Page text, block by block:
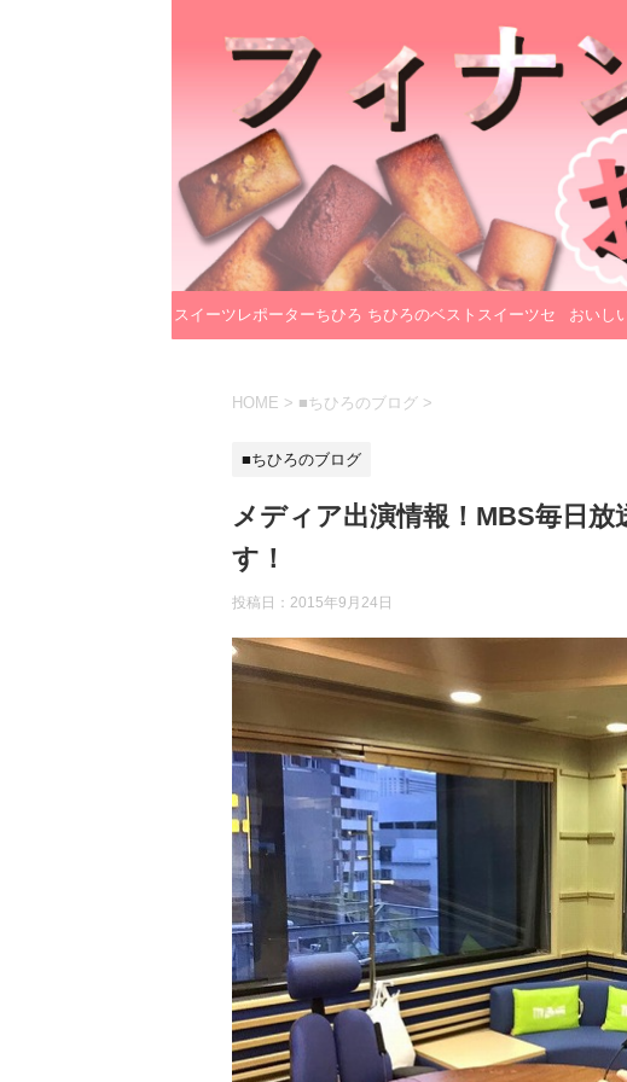
スイーツレポーターちひろ ちひろのベストスイーツセ おいし
HOME > ■ちひろのブログ >
■ちひろのブログ
メディア出演情報！MBS毎日
す！
投稿日： 2015年9月24日